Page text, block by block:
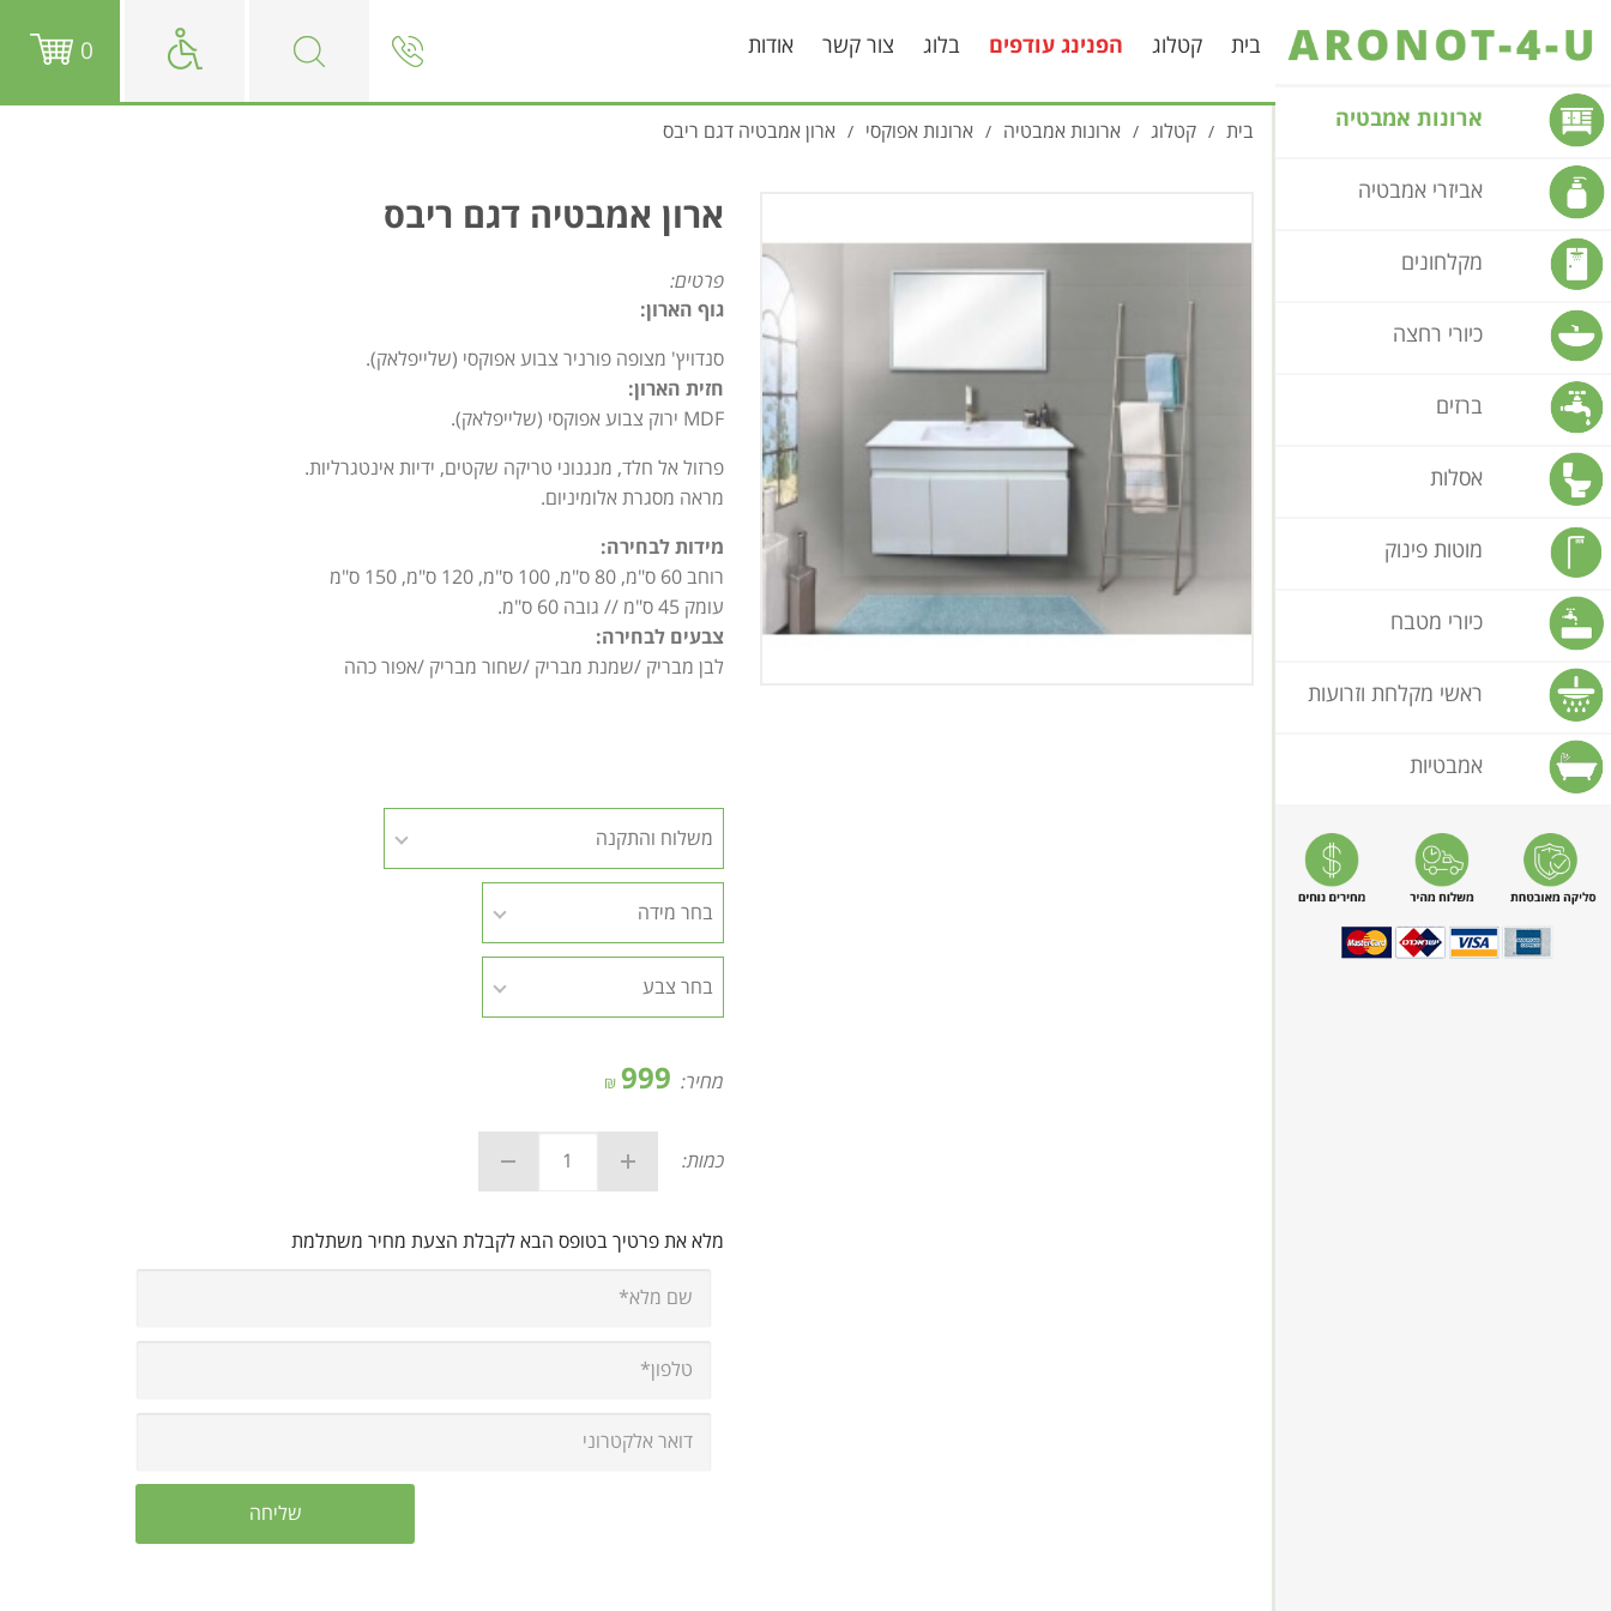
ארונות אמבטיה
אביזרי אמבטיה
מקלחונים
כיורי רחצה
ברזים
אסלות
מוטות פינוק
כיורי מטבח
ראשי מקלחת וזרועות
אמבטיות
בית קטלוג הפנינג עודפים בלוג צור קשר אודות 0
בית / קטלוג / ארונות אמבטיה / ארונות אפוקסי / ארון אמבטיה דגם ריבס
ארון אמבטיה דגם ריבס
פרטים:
גוף הארון:
סנדויץ' מצופה פורניר צבוע אפוקסי (שלייפלאק).
חזית הארון:
MDF ירוק צבוע אפוקסי (שלייפלאק).
פרזול אל חלד, מנגנוני טריקה שקטים, ידיות אינטגרליות.
מראה מסגרת אלומיניום.
מידות לבחירה:
רוחב 60 ס"מ, 80 ס"מ, 100 ס"מ, 120 ס"מ, 150 ס"מ
עומק 45 ס"מ // גובה 60 ס"מ.
צבעים לבחירה:
לבן מבריק /שמנת מבריק /שחור מבריק /אפור כהה
מחיר: 999
₪
כמות:
מלא את פרטיך בטופס הבא לקבלת הצעת מחיר משתלמת